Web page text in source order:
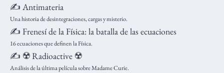
✍️ Antimateria
Una historia de desintegraciones, cargas y misterio.
✍️ Frenesí de la Física: la batalla de las ecuaciones
16 ecuaciones que definen la Física.
✍️ ☢️ Radioactive ☢️
Análisis de la última película sobre Madame Curie.